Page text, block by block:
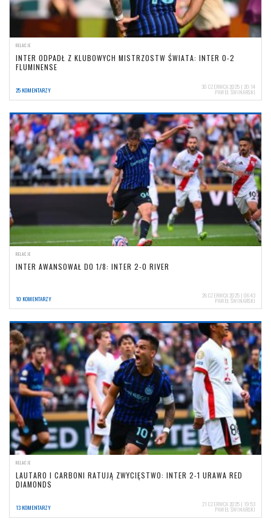
RELACJE
INTER ODPADŁ Z KLUBOWYCH MISTRZOSTW ŚWIATA: INTER 0-2
FLUMINENSE
25 KOMENTARZY 30 CZERWCA 2025 | 20:14
PAWEŁ ŚWINARSKI
RELACJE
INTER AWANSOWAŁ DO 1/8: INTER 2-0 RIVER
10 KOMENTARZY 26 CZERWCA 2025 | 06:43
PAWEŁ ŚWINARSKI
RELACJE
LAUTARO I CARBONI RATUJĄ ZWYCIĘSTWO: INTER 2-1 URAWA RED
DIAMONDS
13 KOMENTARZY 21 CZERWCA 2025 | 19:53
PAWEŁ ŚWINARSKI